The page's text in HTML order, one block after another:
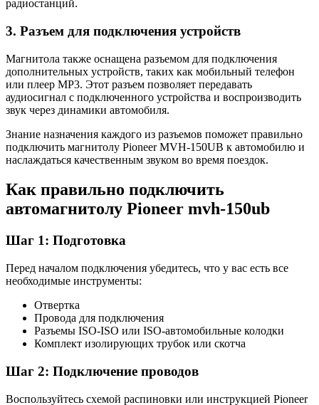
радиостанций.
3. Разъем для подключения устройств
Магнитола также оснащена разъемом для подключения
дополнительных устройств, таких как мобильный телефон
или плеер MP3. Этот разъем позволяет передавать
аудиосигнал с подключенного устройства и воспроизводить
звук через динамики автомобиля.
Знание назначения каждого из разъемов поможет правильно
подключить магнитолу Pioneer MVH-150UB к автомобилю и
наслаждаться качественным звуком во время поездок.
Как правильно подключить
автомагнитолу Pioneer mvh-150ub
Шаг 1: Подготовка
Перед началом подключения убедитесь, что у вас есть все
необходимые инструменты:
Отвертка
Провода для подключения
Разъемы ISO-ISO или ISO-автомобильные колодки
Комплект изолирующих трубок или скотча
Шаг 2: Подключение проводов
Воспользуйтесь схемой распиновки или инструкцией Pioneer